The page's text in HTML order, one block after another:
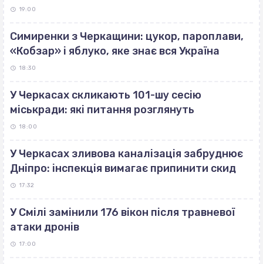
19:00
Симиренки з Черкащини: цукор, пароплави,
«Кобзар» і яблуко, яке знає вся Україна
18:30
У Черкасах скликають 101-шу сесію
міськради: які питання розглянуть
18:00
У Черкасах зливова каналізація забруднює
Дніпро: інспекція вимагає припинити скид
17:32
У Смілі замінили 176 вікон після травневої
атаки дронів
17:00